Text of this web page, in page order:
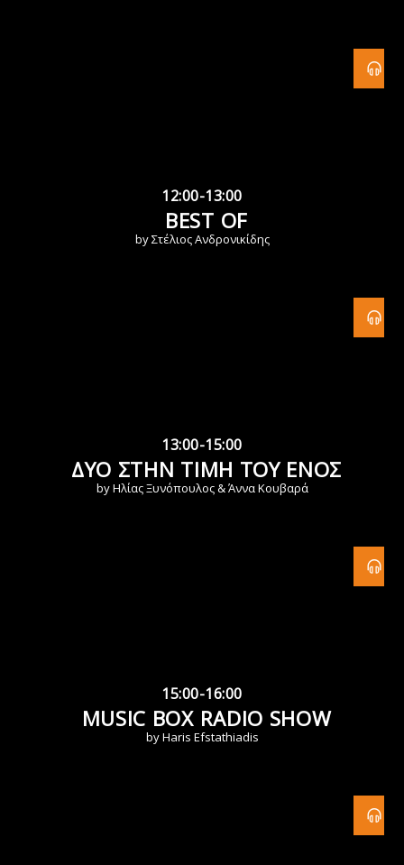
12:00-13:00
BEST OF
by Στέλιος Ανδρονικίδης
13:00-15:00
ΔΥΟ ΣΤΗΝ ΤΙΜΗ ΤΟΥ ΕΝΟΣ
by Ηλίας Ξυνόπουλος & Άννα Κουβαρά
15:00-16:00
MUSIC BOX RADIO SHOW
by Haris Efstathiadis